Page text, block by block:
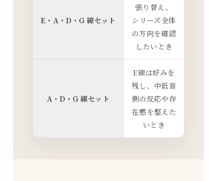
E・A・D・G 線セット
張り替え、
シリーズ全体
の方向を確認
したいとき
A・D・G 線セット
E線は好みを
残し、中低音
側の反応や存
在感を整えた
いとき